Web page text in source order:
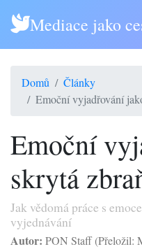
Mediace jako
Domů
Články
Emoční vyjadřování
Emoční
skrytá
Jak vědomá práce s
vyjednávání
Autor: PON Staff (Přeložil: